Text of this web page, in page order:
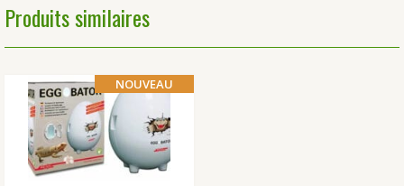
Produits similaires
NOUVEAU